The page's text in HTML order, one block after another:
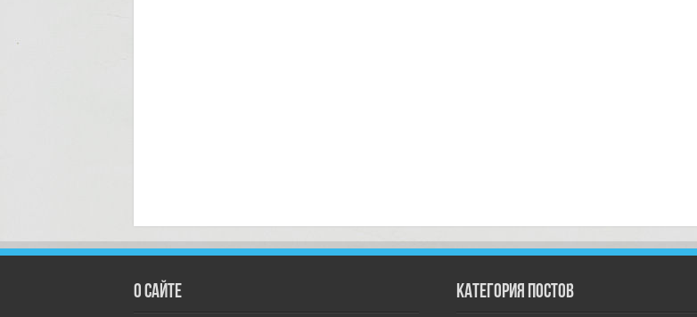
О сайте Категория постов